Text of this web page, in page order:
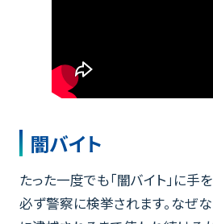
闇バイト
たった一度でも「闇バイト」に手
必ず警察に検挙されます。なぜな